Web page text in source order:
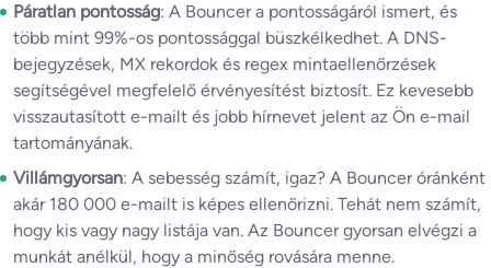
Páratlan pontosság: A Bouncer a pontosságáról ismert, és
több mint 99%-os pontossággal büszkélkedhet. A DNS-
bejegyzések, MX rekordok és regex mintaellenőrzések
segítségével megfelelő érvényesítést biztosít. Ez kevesebb
visszautasított e-mailt és jobb hírnevet jelent az Ön e-mail
tartományának.
Villámgyorsan: A sebesség számít, igaz? A Bouncer óránként
akár 180 000 e-mailt is képes ellenőrizni. Tehát nem számít,
hogy kis vagy nagy listája van. Az Bouncer gyorsan elvégzi a
munkát anélkül, hogy a minőség rovására menne.